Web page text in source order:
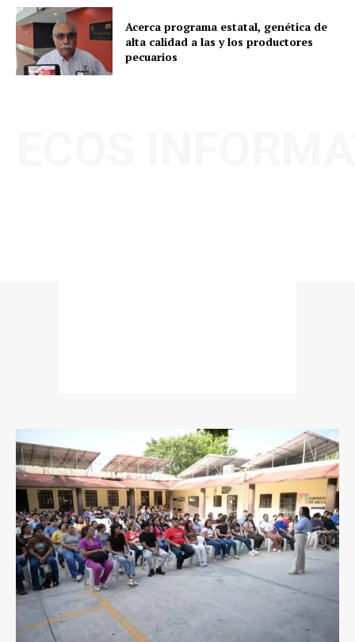
Acerca programa estatal, genética de
alta calidad a las y los productores
pecuarios